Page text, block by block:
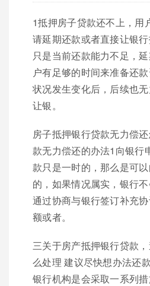
1抵押房子贷款还不上，用
请延期还款或者直接让银
只是当前还款能力不足，
户有足够的时间来准备还
状况发生变化后，后续也
让银。
房子抵押银行贷款无力偿
款无力偿还的办法1向银行
款只是一时的，那么是可
的，如果情况属实，银行
通过协商与银行签订补充
额或者。
三关于房产抵押银行贷款
么处理 建议尽快想办法还
银行机构是会采取一系列